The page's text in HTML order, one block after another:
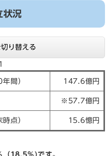
状況
り替える
間） 147.6億円
※57.7億円
点） 15.6憶円
18.5％)です。